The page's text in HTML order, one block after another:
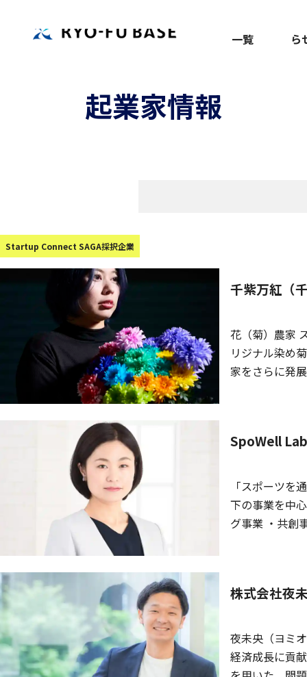
一覧
ら
起業家情報
Startup Connect SAGA採択企業
千紫万紅（
花（菊）農家
リジナル染め
家をさらに発
SpoWell
「スポーツを
下の事業を中
グ事業 ・共創
株式会社夜
夜未央（ヨミ
経済成長に貢